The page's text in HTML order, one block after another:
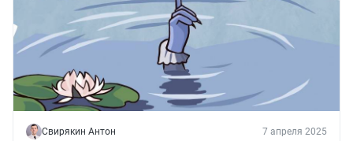
Свирякин Антон 7 апреля 2025